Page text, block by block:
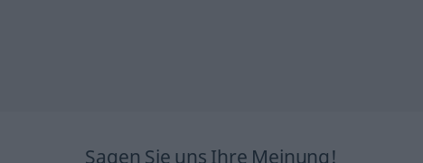
Sagen Sie uns Ihre Meinung!